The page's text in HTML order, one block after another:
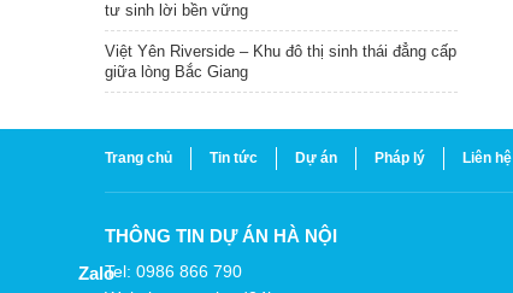
tư sinh lời bền vững
Việt Yên Riverside – Khu đô thị sinh thái đẳng cấp
giữa lòng Bắc Giang
Trang chủ Tin tức Dự án Pháp lý Liên hệ
THÔNG TIN DỰ ÁN HÀ NỘI
Tel: 0986 866 790
Zalo